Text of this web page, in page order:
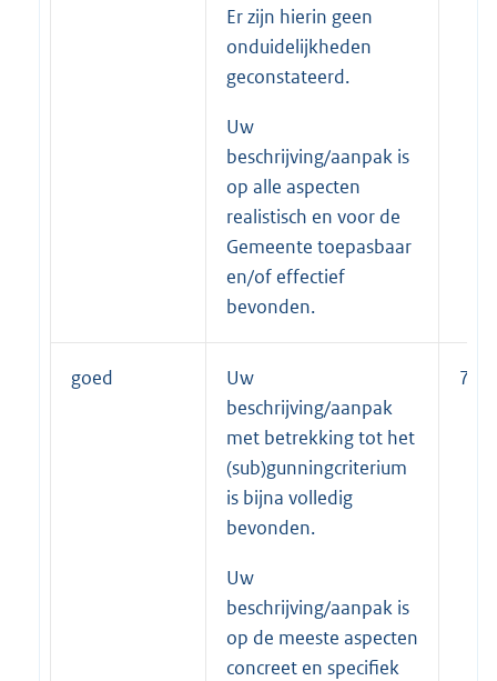
Er zijn hierin geen
onduidelijkheden
geconstateerd.
Uw
beschrijving/aanpak is
op alle aspecten
realistisch en voor de
Gemeente toepasbaar
en/of effectief
bevonden.
goed
Uw
beschrijving/aanpak
met betrekking tot het
(sub)gunningcriterium
is bijna volledig
bevonden.
Uw
beschrijving/aanpak is
op de meeste aspecten
concreet en specifiek